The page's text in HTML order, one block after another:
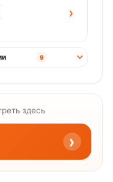
›
9
здесь
›